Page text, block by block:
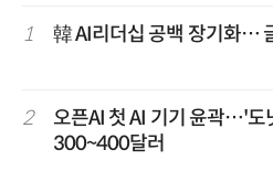
1 韓 AI리더십 공백 장기화…
2
오픈AI 첫 AI 기기 윤곽…'도
300~400달러